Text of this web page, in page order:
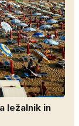
ležalnik in